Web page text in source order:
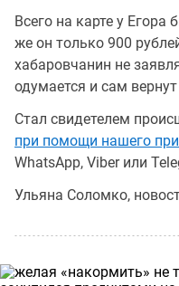
Всего на карте у
же он только 900
хабаровчанин не
одумается и сам
Стал свидетелем
при помощи нашего
WhatsApp, Viber или
Ульяна Соломко,